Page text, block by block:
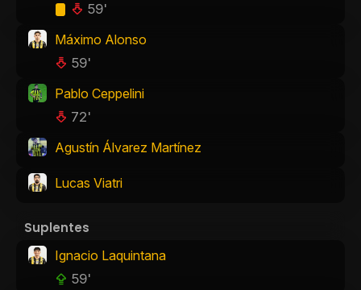
59'
Máximo Alonso
59'
Pablo Ceppelini
72'
Agustín Álvarez Martínez
Lucas Viatri
Suplentes
Ignacio Laquintana
59'